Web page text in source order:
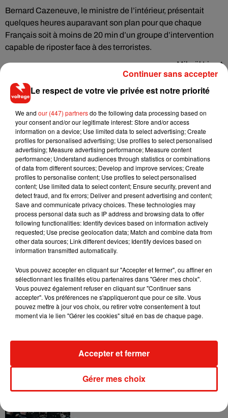
Bernard Cazeneuve, le ministre de l’intérieur, présentait
quelques heures auparavant son plan pour que chaque
Français soit à moins de 20 min d’un groupe d’intervention
capable de riposter face à des terroristes.
Mikaël Livret
Musique
7 août 2026
RÜFÜS DU SOL annonce un nouvel
album après sa tournée mondiale
7 août 2026
Angèle et Amélie Lens dévoilent leur
collaboration tant attendue
6 août 2026
Il y a 10 ans, DJ Snake changeait de
dimension avec son premier...
Fred again.. et Latin Mafia dévoilent enfin
Le respect de votre vie privée est notre priorité
We and our (447) partnersdo the following data processing based on
your consent and/or our legitimate interest: Store and/or access
information on a device; Use limited data to select advertising; Create
profiles for personalised advertising; Use profiles to select personalised
advertising; Measure advertising performance; Measure content
performance; Understand audiences through statistics or combinations
of data from different sources; Develop and improve services; Create
profiles to personalise content; Use profiles to select personalised
content; Use limited data to select content; Ensure security, prevent and
detect fraud, and fix errors; Deliver and present advertising and content;
Save and communicate privacy choices. These technologies may
process personal data such as IP address and browsing data to offer
following functionalities: Identify devices based on information actively
requested; Use precise geolocation data; Match and combine data from
other data sources; Link different devices; Identify devices based on
information transmitted automatically.
Vous pouvez accepter en cliquant sur "Accepter et fermer", ou affiner en
sélectionnant les finalités et/ou partenaires dans "Gérer mes choix".
Vous pouvez également refuser en cliquant sur "Continuer sans
accepter". Vos préférences ne s'appliqueront que pour ce site. Vous
pouvez mettre à jour vos choix, ou retirer votre consentement à tout
moment via le lien "Gérer les cookies" situé en bas de chaque page.
Gérer mes choix
Accepter et fermer
Continuer sans accepter